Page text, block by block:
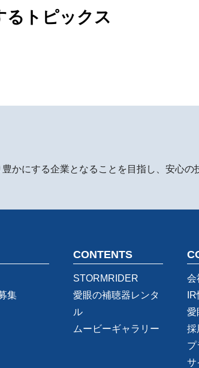
るトピックス
かにする企業となることを目指し、安心の
集
CONTENTS
STORMRIDER
愛眼の補聴器レンタ
ル
ムービーギャラリー
会
愛
採
プ
サ